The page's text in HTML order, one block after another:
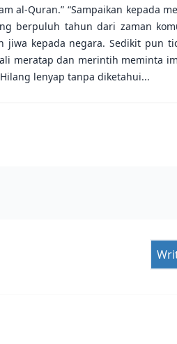
Quran.” “Sampaikan kepada
berpuluh tahun dari zaman
jiwa kepada negara. Sedikit pun
meratap dan merintih meminta
lenyap tanpa diketahui...